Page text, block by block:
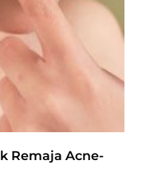
Remaja Acne-